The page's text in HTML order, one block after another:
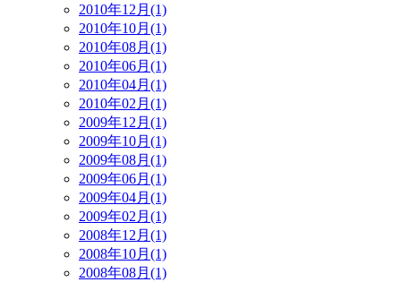
2010年12月(1)
2010年10月(1)
2010年08月(1)
2010年06月(1)
2010年04月(1)
2010年02月(1)
2009年12月(1)
2009年10月(1)
2009年08月(1)
2009年06月(1)
2009年04月(1)
2009年02月(1)
2008年12月(1)
2008年10月(1)
2008年08月(1)